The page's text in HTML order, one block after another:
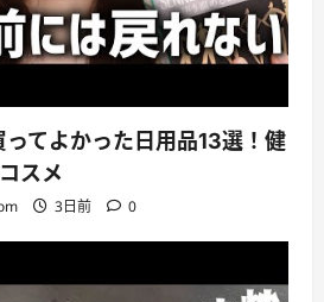
ってよかった日用品13選！健
スメ
3日前 0